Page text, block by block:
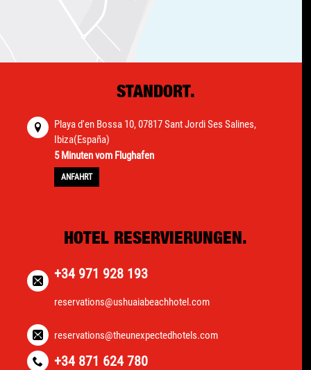
STANDORT.
Playa d'en Bossa 10, 07817 Sant Jordi Ses Salines,
Ibiza(España)
5 Minuten vom Flughafen
ANFAHRT
HOTEL RESERVIERUNGEN.
+34 971 928 193
reservations@ushuaiabeachhotel.com
reservations@theunexpectedhotels.com
+34 871 624 780